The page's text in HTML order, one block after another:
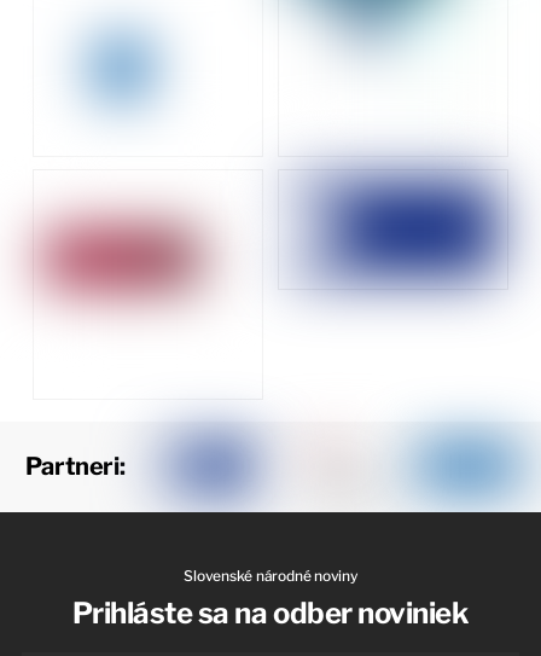
Partneri:
Slovenské národné noviny
Prihláste sa na odber noviniek